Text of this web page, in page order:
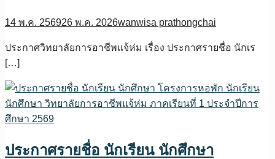
14 พ.ค. 256926 พ.ค. 2026wanwisa prathongchai
ประกาศวิทยาลัยการอาชีพแจ้ห่ม เรื่อง ประกาศรายชื่อ นักเร
[…]
ประกาศรายชื่อ นักเรียน นักศึกษา